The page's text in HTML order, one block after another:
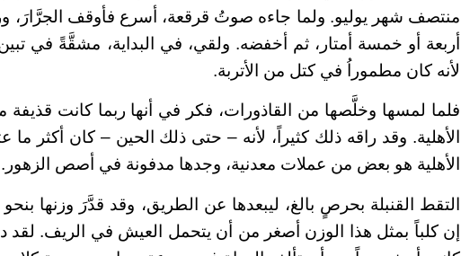
منتصف شهر يوليو. ولما جاءه صوتُ قرقعة، أسرع فأوقف الجرَّارَ،
أربعة أو خمسة أمتار، ثم أخفضه. ولقي، في البداية، مشقَّةً في
لأنه كان مطموراُ في كتل من الأتربة.
فلما لمسها وخلَّصها من القاذورات، فكر في أنها ربما كانت
الأهلية. وقد راقه ذلك كثيراً، لأنه – حتى ذلك الحين – كان أكثر
الأهلية هو بعض من عملات معدنية، وجدها مدفونة في أصص الزهور.
التقط القنبلة بحرصٍ بالغ، ليبعدها عن الطريق، وقد قدَّرَ وزنها
إن كلباً بمثل هذا الوزن أصغر من أن يتحمل العيش في الريف. لقد